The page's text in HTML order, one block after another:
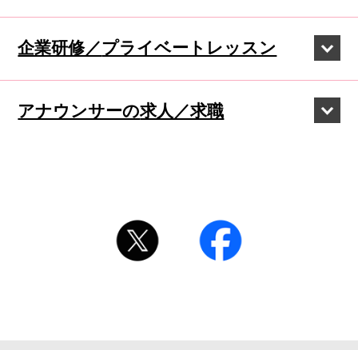
企業研修／プライベートレッスン
アナウンサーの求人／求職